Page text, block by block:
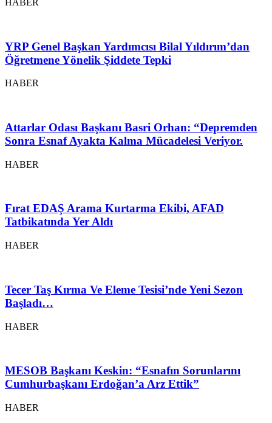
YRP Genel Başkan Yardımcısı Bilal Yıldırım’dan
Öğretmene Yönelik Şiddete Tepki
HABER
Attarlar Odası Başkanı Basri Orhan: “Depremden
Sonra Esnaf Ayakta Kalma Mücadelesi Veriyor.
HABER
Fırat EDAŞ Arama Kurtarma Ekibi, AFAD
Tatbikatında Yer Aldı
HABER
Tecer Taş Kırma Ve Eleme Tesisi’nde Yeni Sezon
Başladı…
HABER
MESOB Başkanı Keskin: “Esnafın Sorunlarını
Cumhurbaşkanı Erdoğan’a Arz Ettik”
HABER